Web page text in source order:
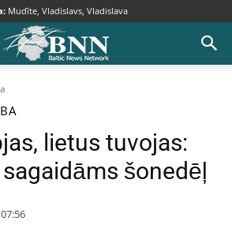
Mudīte, Vladislavs, Vladislava
lietus tuvojas:
šonedēļ